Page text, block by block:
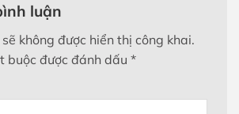
luận
không được hiển thị công khai.
buộc được đánh dấu *